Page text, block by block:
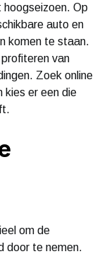
hoogseizoen. Op
auto en
komen te staan.
van
Zoek online
kies er een die
om de
door te nemen.